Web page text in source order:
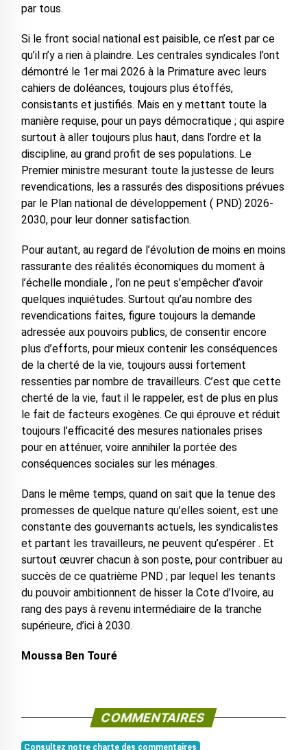
par tous.
Si le front social national est paisible, ce n’est par ce
qu’il n’y a rien à plaindre. Les centrales syndicales l’ont
démontré le 1er mai 2026 à la Primature avec leurs
cahiers de doléances, toujours plus étoffés,
consistants et justifiés. Mais en y mettant toute la
manière requise, pour un pays démocratique ; qui aspire
surtout à aller toujours plus haut, dans l’ordre et la
discipline, au grand profit de ses populations. Le
Premier ministre mesurant toute la justesse de leurs
revendications, les a rassurés des dispositions prévues
par le Plan national de développement ( PND) 2026-
2030, pour leur donner satisfaction.
Pour autant, au regard de l’évolution de moins en moins
rassurante des réalités économiques du moment à
l’échelle mondiale , l’on ne peut s’empêcher d’avoir
quelques inquiétudes. Surtout qu’au nombre des
revendications faites, figure toujours la demande
adressée aux pouvoirs publics, de consentir encore
plus d’efforts, pour mieux contenir les conséquences
de la cherté de la vie, toujours aussi fortement
ressenties par nombre de travailleurs. C’est que cette
cherté de la vie, faut il le rappeler, est de plus en plus
le fait de facteurs exogènes. Ce qui éprouve et réduit
toujours l’efficacité des mesures nationales prises
pour en atténuer, voire annihiler la portée des
conséquences sociales sur les ménages.
Dans le même temps, quand on sait que la tenue des
promesses de quelque nature qu’elles soient, est une
constante des gouvernants actuels, les syndicalistes
et partant les travailleurs, ne peuvent qu’espérer . Et
surtout œuvrer chacun à son poste, pour contribuer au
succès de ce quatrième PND ; par lequel les tenants
du pouvoir ambitionnent de hisser la Cote d’Ivoire, au
rang des pays à revenu intermédiaire de la tranche
supérieure, d’ici à 2030.
Moussa Ben Touré
COMMENTAIRES
Consultez notre charte des commentaires